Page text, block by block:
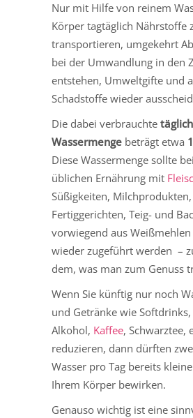
Nur mit Hilfe von reinem
Körper tagtäglich Nährstoffe
transportieren, umgekehrt
bei der Umwandlung in den
entstehen, Umweltgifte und
Schadstoffe wieder
Die dabei verbrauchte
Wassermenge beträgt etwa
Diese Wassermenge sollte
üblichen Ernährung mit
Süßigkeiten, Milchprodukten,
Fertiggerichten, Teig- und
vorwiegend aus Weißmehlen
wieder zugeführt werden –
dem, was man zum Genuss
Wenn Sie künftig nur noch
und Getränke wie Softdrinks,
Alkohol, Kaffee, Schwarztee,
reduzieren, dann dürften
Wasser pro Tag bereits
Ihrem Körper bewirken.
Genauso wichtig ist eine